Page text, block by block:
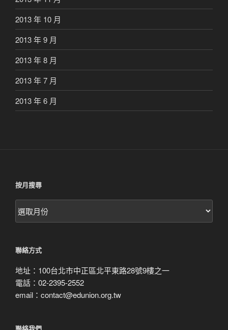
2013 年 10 月
2013 年 9 月
2013 年 8 月
2013 年 7 月
2013 年 6 月
按月搜尋
按
月
聯絡方式
地址：100台北市中正區北平東路28號9樓之一
電話：02-2395-2552
email：contact@edunion.org.tw